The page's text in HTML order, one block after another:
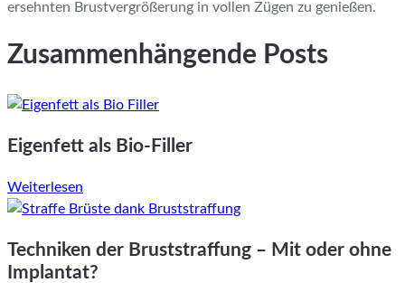
ersehnten Brustvergrößerung in vollen Zügen zu genießen.
Zusammenhängende Posts
Eigenfett als Bio-Filler
Weiterlesen
Techniken der Bruststraffung – Mit oder ohne
Implantat?